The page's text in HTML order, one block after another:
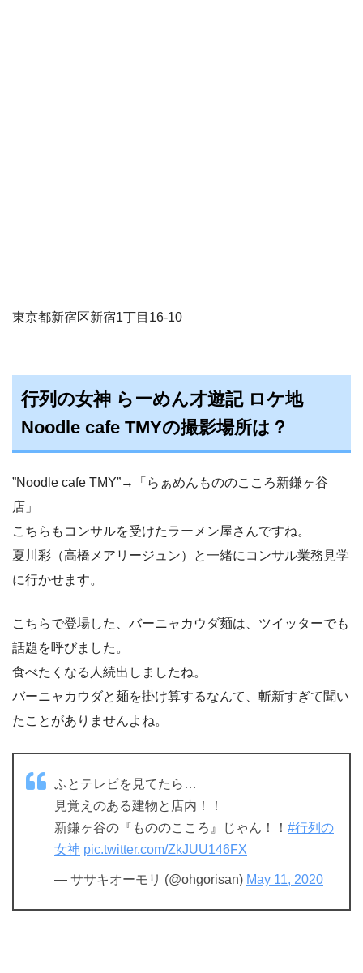
東京都新宿区新宿1丁目16-10
行列の女神 らーめん才遊記 ロケ地
Noodle cafe TMYの撮影場所は？
”Noodle cafe TMY”→「らぁめんもののこころ新鎌ヶ谷
店」
こちらもコンサルを受けたラーメン屋さんですね。
夏川彩（高橋メアリージュン）と一緒にコンサル業務見学
に行かせます。
こちらで登場した、バーニャカウダ麺は、ツイッターでも
話題を呼びました。
食べたくなる人続出しましたね。
バーニャカウダと麺を掛け算するなんて、斬新すぎて聞い
たことがありませんよね。
ふとテレビを見てたら…
見覚えのある建物と店内！！
新鎌ヶ谷の『もののこころ』じゃん！！ #行列の
女神 pic.twitter.com/ZkJUU146FX
— ササキオーモリ (@ohgorisan) May 11, 2020